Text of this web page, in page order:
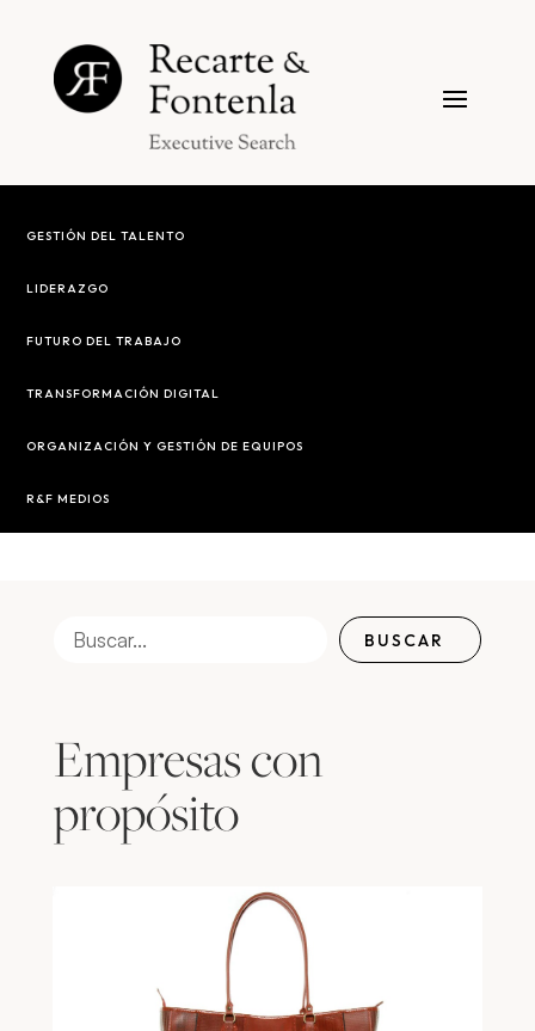
GESTIÓN DEL TALENTO
LIDERAZGO
FUTURO DEL TRABAJO
TRANSFORMACIÓN DIGITAL
ORGANIZACIÓN Y GESTIÓN DE EQUIPOS
R&F MEDIOS
BUSCAR
Empresas con
propósito